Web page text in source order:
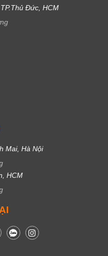
Đức, HCM
Mai, Hà Nội
HCM